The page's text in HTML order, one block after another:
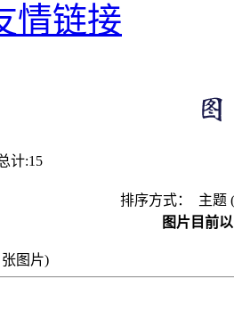
情链接
计:15
排序方式： 主题 (
图片目前
张图片)